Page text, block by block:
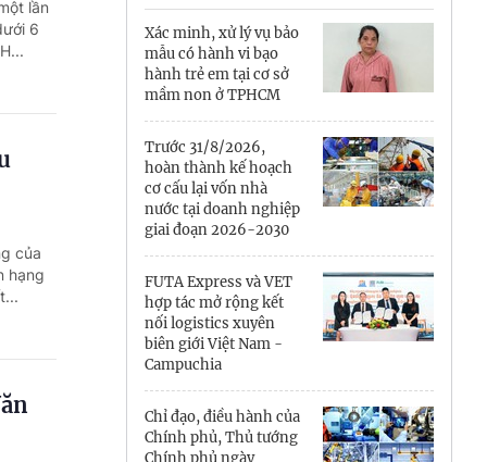
Cần Thơ
Điện Biên
Đắk Lắk
Đồng Nai
Đồng Tháp
Gia Lai
Hà Nội
Hồ Chí Minh
Hà Tĩnh
lần
6
của
hạng
Xác minh, xử lý vụ bảo
mẫu có hành vi bạo
hành trẻ em tại cơ sở
mầm non ở TPHCM
Trước 31/8/2026,
hoàn thành kế hoạch
cơ cấu lại vốn nhà
nước tại doanh nghiệp
giai đoạn 2026-2030
FUTA Express và VET
hợp tác mở rộng kết
nối logistics xuyên
biên giới Việt Nam -
Campuchia
Chỉ đạo, điều hành của
Chính phủ, Thủ tướng
Chính phủ ngày